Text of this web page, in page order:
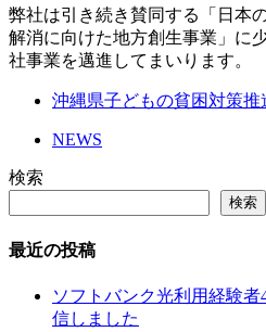
弊社は引き続き賛同する「日本
解消に向けた地方創生事業」に
社事業を邁進してまいります。
沖縄県子どもの貧困対策推
NEWS
検索
検索
最近の投稿
ソフトバンク光利用経験
信しました